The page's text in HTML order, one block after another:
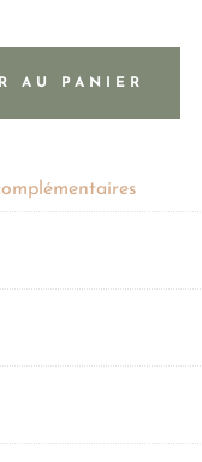
AU PANIER